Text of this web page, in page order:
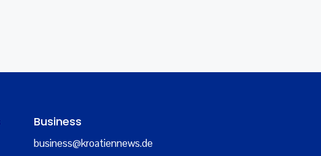
Business
business@kroatiennews.de